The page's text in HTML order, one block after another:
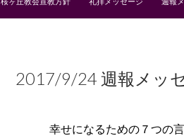
2017/9/24 週報メッ
幸せになるための７つの